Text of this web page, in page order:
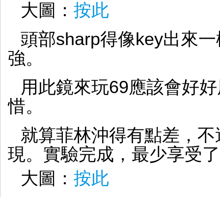
大圖： 按此
頭部sharp得像key出來
強。
用此鏡來玩69應該會好
惜。
就算菲林沖得有點差，
現。實驗完成，最少享受
大圖： 按此